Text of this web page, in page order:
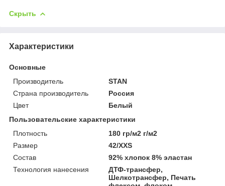
Скрыть
Характеристики
Основные
Производитель
STAN
Страна производитель
Россия
Цвет
Белый
Пользовательские характеристики
Плотность
180 гр/м2 г/м2
Размер
42/XXS
Состав
92% хлопок 8% эластан
Технология нанесения
ДТФ-трансфер,
Шелкотрансфер, Печать